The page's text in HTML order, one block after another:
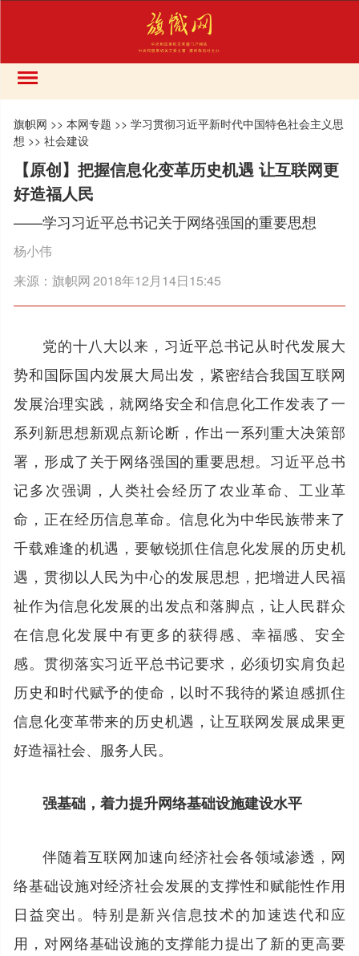
旗帜网 >>本网专题 >>学习贯彻习近平新时代中国特色社会主义思
想 >>社会建设
【原创】把握信息化变革历史机遇 让互联网更
好造福人民
——学习习近平总书记关于网络强国的重要思想
杨小伟
来源：旗帜网2018年12月14日15:45
党的十八大以来，习近平总书记从时代发展大
势和国际国内发展大局出发，紧密结合我国互联网
发展治理实践，就网络安全和信息化工作发表了一
系列新思想新观点新论断，作出一系列重大决策部
署，形成了关于网络强国的重要思想。习近平总书
记多次强调，人类社会经历了农业革命、工业革
命，正在经历信息革命。信息化为中华民族带来了
千载难逢的机遇，要敏锐抓住信息化发展的历史机
遇，贯彻以人民为中心的发展思想，把增进人民福
祉作为信息化发展的出发点和落脚点，让人民群众
在信息化发展中有更多的获得感、幸福感、安全
感。贯彻落实习近平总书记要求，必须切实肩负起
历史和时代赋予的使命，以时不我待的紧迫感抓住
信息化变革带来的历史机遇，让互联网发展成果更
好造福社会、服务人民。
强基础，着力提升网络基础设施建设水平
伴随着互联网加速向经济社会各领域渗透，网
络基础设施对经济社会发展的支撑性和赋能性作用
日益突出。特别是新兴信息技术的加速迭代和应
用，对网络基础设施的支撑能力提出了新的更高要